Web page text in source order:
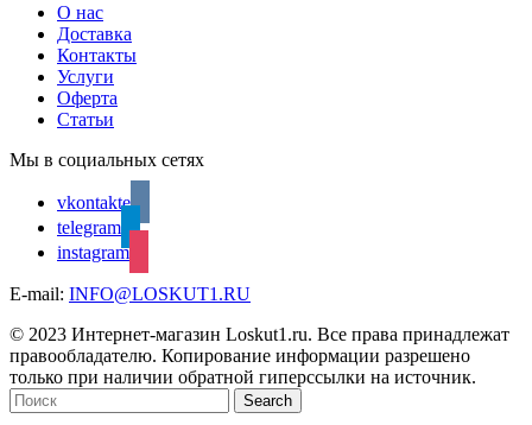
О нас
Доставка
Контакты
Услуги
Оферта
Статьи
Мы в социальных сетях
vkontakte
telegram
instagram
E-mail: INFO@LOSKUT1.RU
© 2023 Интернет-магазин Loskut1.ru. Все права принадлежат
правообладателю. Копирование информации разрешено
только при наличии обратной гиперссылки на источник.
Search